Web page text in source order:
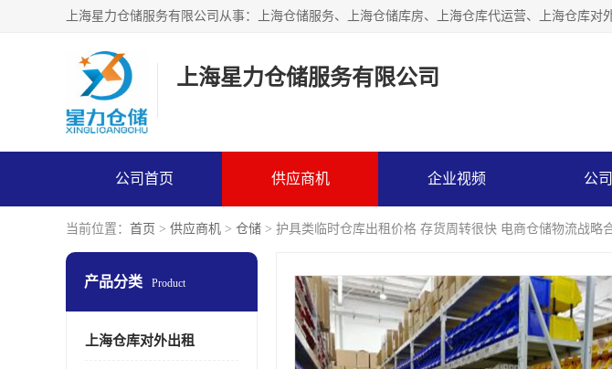
上海星力仓储服务有限公司
公司首页 供应商机 企业视频 公
当前位置： 首页 > 供应商机 > 仓储 > 护具类临时仓库出租价格 存货周转很快 电商仓储物流战略
产品分类 Product
上海仓库对外出租